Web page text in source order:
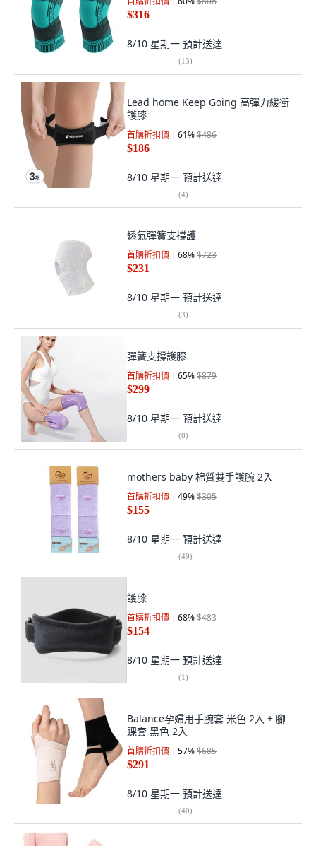
$316
8/10 星期一 預計送達
(13)
Lead home Keep Going 高彈力緩衝
護膝
首購折扣價 61%$486
$186
8/10 星期一 預計送達
(4)
透氣彈簧支撐護
首購折扣價 68%$723
$231
8/10 星期一 預計送達
(3)
彈簧支撐護膝
首購折扣價 65%$879
$299
8/10 星期一 預計送達
(8)
mothers baby 棉質雙手護腕 2入
首購折扣價 49%$305
$155
8/10 星期一 預計送達
(49)
護膝
首購折扣價 68%$483
$154
8/10 星期一 預計送達
(1)
Balance孕婦用手腕套 米色 2入 + 腳
踝套 黑色 2入
首購折扣價 57%$685
$291
8/10 星期一 預計送達
(40)